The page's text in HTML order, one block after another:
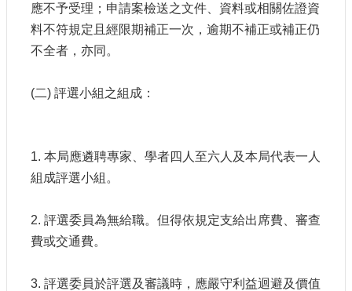
應不予受理；申請案檢送之文件、資料或相關佐證資
料不符規定且經限期補正一次，逾期不補正或補正仍
不全者，亦同。
(二) 評選小組之組成：
1. 本局應遴聘專家、學者四人至六人及本局代表一人
組成評選小組。
2. 評選委員為無給職。但得依規定支給出席費、審查
費或交通費。
3. 評選委員於評選及審議時，應嚴守利益迴避及價值